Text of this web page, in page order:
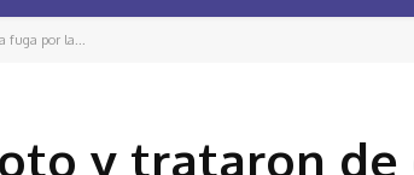
fuga por la...
y trataron de